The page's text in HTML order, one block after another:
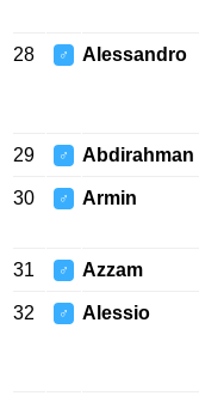
28 ♂ Alessandro
29 ♂ Abdirahman
30 ♂ Armin
31 ♂ Azzam
32 ♂ Alessio